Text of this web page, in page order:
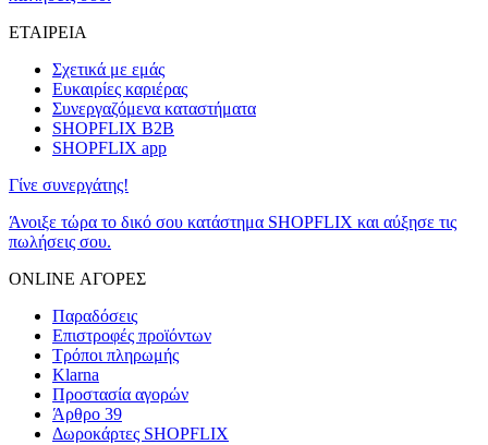
ΕΤΑΙΡΕΙΑ
Σχετικά με εμάς
Ευκαιρίες καριέρας
Συνεργαζόμενα καταστήματα
SHOPFLIX B2B
SHOPFLIX app
Γίνε συνεργάτης!
Άνοιξε τώρα το δικό σου κατάστημα SHOPFLIX και αύξησε τις
πωλήσεις σου.
ONLINE ΑΓΟΡΕΣ
Παραδόσεις
Επιστροφές προϊόντων
Τρόποι πληρωμής
Klarna
Προστασία αγορών
Άρθρο 39
Δωροκάρτες SHOPFLIX